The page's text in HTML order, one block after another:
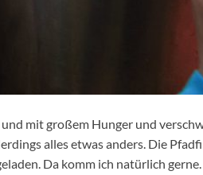
mit großem Hunger und
alles etwas anders. Die
Da komm ich natürlich